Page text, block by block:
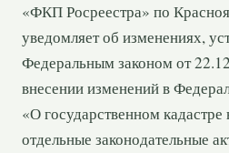
«ФКП Росреестра» по
уведомляет об изменениях,
Федеральным законом от
внесении изменений в
«О государственном
отдельные законодательные